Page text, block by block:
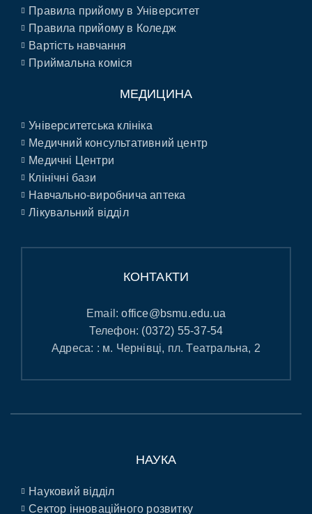
Правила прийому в Університет
Правила прийому в Коледж
Вартість навчання
Приймальна коміся
МЕДИЦИНА
Університетська клініка
Медичний консультативний центр
Медичні Центри
Клінічні бази
Навчально-виробнича аптека
Лікувальний відділ
КОНТАКТИ
Email:office@bsmu.edu.ua
Телефон: (0372) 55-37-54
Адреса: : м. Чернівці, пл. Театральна, 2
НАУКА
Науковий відділ
Сектор інноваційного розвитку